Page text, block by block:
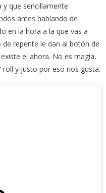
que sencillamente
antes hablando de
en la hora a la que vas a
repente le dan al botón de
el ahora. No es magia,
roll y justo por eso nos gusta.